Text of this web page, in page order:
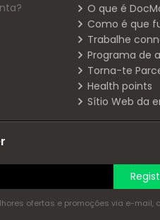
O que é
Como é que
Trabalhe
Programa de
Torna-te
Health points
Sítio Web da
ofertas e promoções via e-mail,